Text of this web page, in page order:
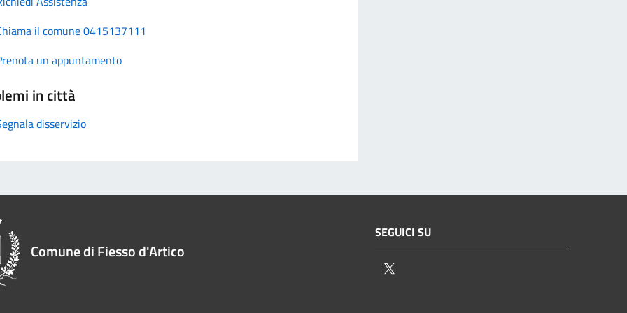
il comune 0415137111
un appuntamento
in città
disservizio
Comune di Fiesso d'Artico
SEGUICI SU